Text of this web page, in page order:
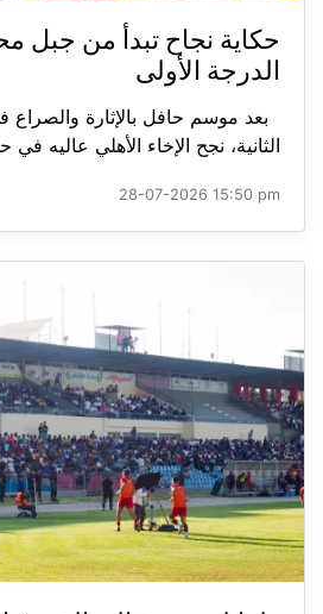
حكاية نجاح تبدأ من جبل
الدرجة الأولى
بعد موسم حافل بالإثارة
الثانية، نجح الإخاء الأهلي عاليه
28-07-2026 15:50 pm